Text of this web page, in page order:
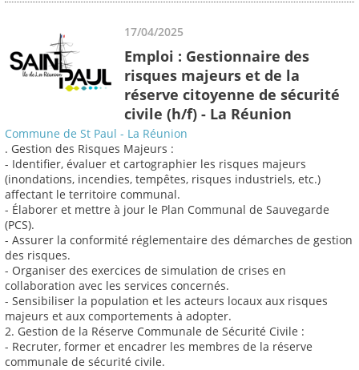
17/04/2025
Emploi : Gestionnaire des
risques majeurs et de la
réserve citoyenne de sécurité
civile (h/f) - La Réunion
Commune de St Paul - La Réunion
. Gestion des Risques Majeurs :
- Identifier, évaluer et cartographier les risques majeurs
(inondations, incendies, tempêtes, risques industriels, etc.)
affectant le territoire communal.
- Élaborer et mettre à jour le Plan Communal de Sauvegarde
(PCS).
- Assurer la conformité réglementaire des démarches de gestion
des risques.
- Organiser des exercices de simulation de crises en
collaboration avec les services concernés.
- Sensibiliser la population et les acteurs locaux aux risques
majeurs et aux comportements à adopter.
2. Gestion de la Réserve Communale de Sécurité Civile :
- Recruter, former et encadrer les membres de la réserve
communale de sécurité civile.